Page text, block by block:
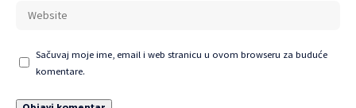
Sačuvaj moje ime, email i web stranicu u ovom browseru za buduće
komentare.